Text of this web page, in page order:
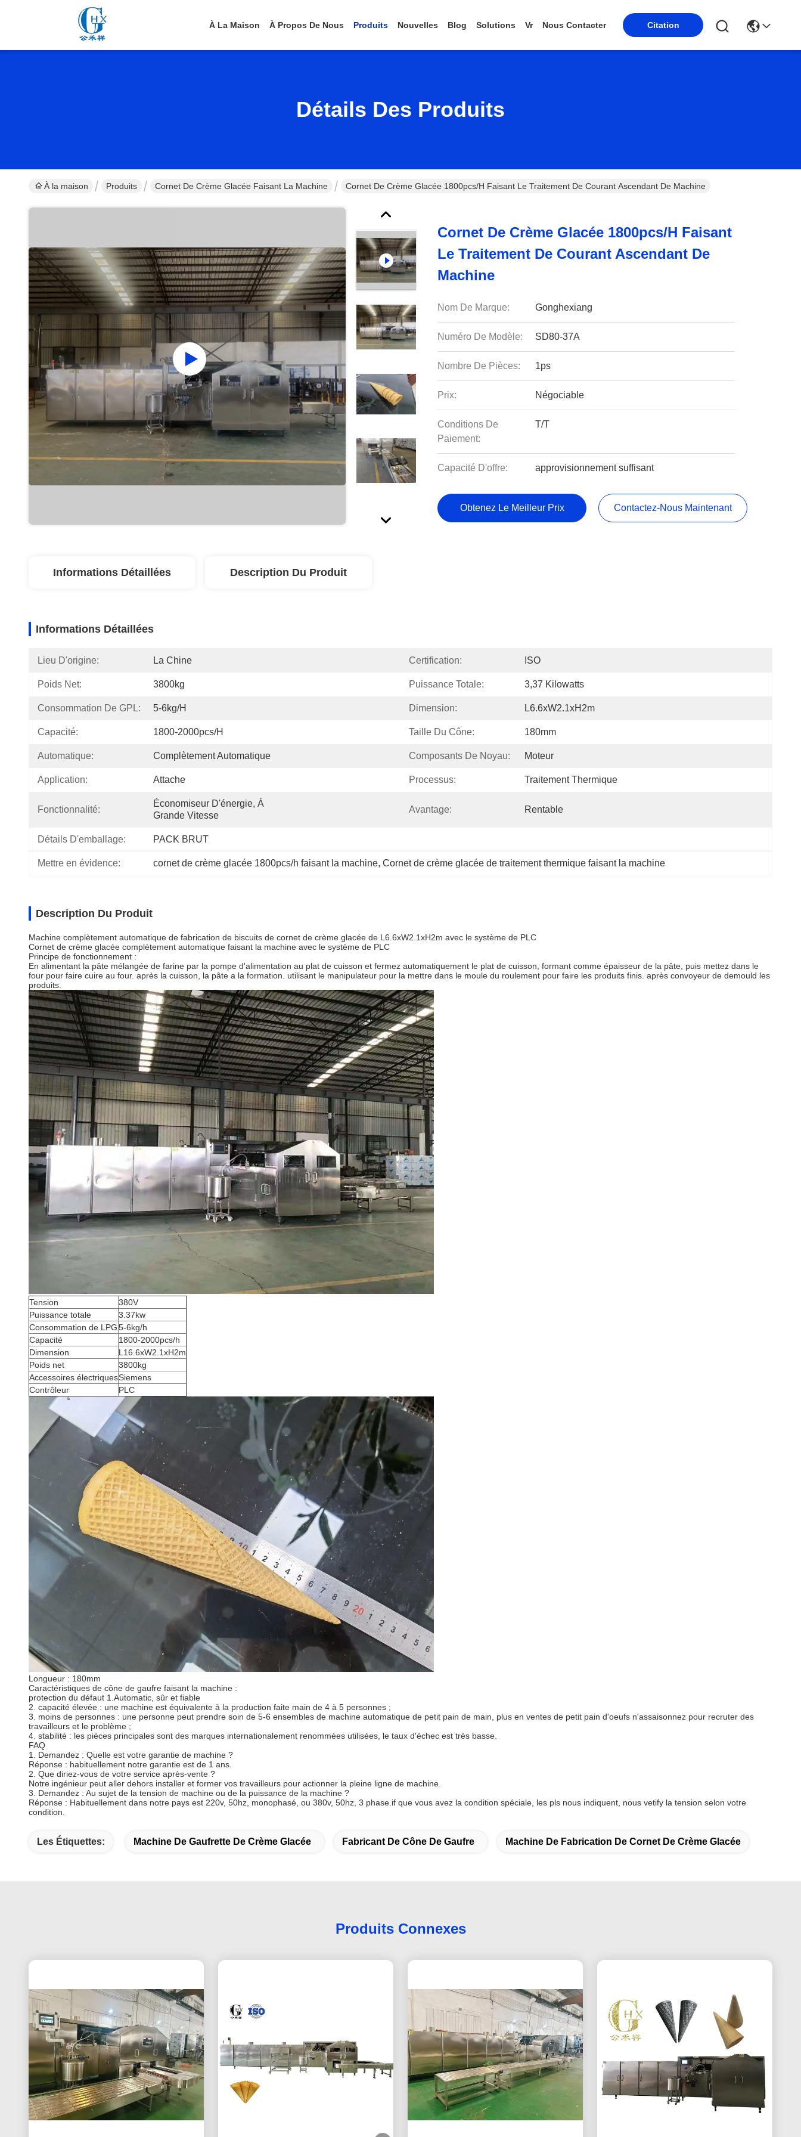
À La Maison À Propos De Nous Produits Nouvelles Blog Solutions Vr Nous Contacter Citation
Détails Des Produits
À la maison Produits Cornet De Crème Glacée Faisant La Machine Cornet De Crème Glacée 1800pcs/h Faisant Le Traitement De Courant Ascendant De Machine
Cornet De Crème Glacée 1800pcs/h Faisant
Le Traitement De Courant Ascendant De
Machine
Nom De Marque: Gonghexiang
Numéro De Modèle: SD80-37A
Nombre De Pièces: 1ps
Prix: Négociable
Conditions De
Paiement:
T/T
Capacité D'offre: approvisionnement suffisant
Obtenez Le Meilleur Prix Contactez-Nous Maintenant
Informations Détaillées Description Du Produit
Informations Détaillées
Lieu D'origine: La Chine Certification: ISO
Poids Net: 3800kg Puissance Totale: 3,37 Kilowatts
Consommation De GPL: 5-6kg/h Dimension: L6.6xW2.1xH2m
Capacité: 1800-2000pcs/h Taille Du Cône: 180mm
Automatique: Complètement Automatique Composants De Noyau: Moteur
Application: Attache Processus: Traitement Thermique
Fonctionnalité:
Économiseur D'énergie, À
Grande Vitesse
Avantage: Rentable
Détails D'emballage: PACK BRUT
Mettre en évidence: cornet de crème glacée 1800pcs/h faisant la machine, Cornet de crème glacée de traitement thermique faisant la machine
Description Du Produit
Machine complètement automatique de fabrication de biscuits de cornet de crème glacée de L6.6xW2.1xH2m avec le système de PLC
Cornet de crème glacée complètement automatique faisant la machine avec le système de PLC
Principe de fonctionnement :
En alimentant la pâte mélangée de farine par la pompe d'alimentation au plat de cuisson et fermez automatiquement le plat de cuisson, formant comme épaisseur de la pâte, puis mettez dans le
four pour faire cuire au four. après la cuisson, la pâte a la formation. utilisant le manipulateur pour la mettre dans le moule du roulement pour faire les produits finis. après convoyeur de demould les
produits.
Tension
380V
Puissance totale
3.37kw
Consommation de LPG5-6kg/h
Capacité
1800-2000pcs/h
Dimension
L16.6xW2.1xH2m
Poids net
3800kg
Accessoires électriquesSiemens
Contrôleur
PLC
Longueur : 180mm
Caractéristiques de cône de gaufre faisant la machine :
protection du défaut 1.Automatic, sûr et fiable
2. capacité élevée : une machine est équivalente à la production faite main de 4 à 5 personnes ;
3. moins de personnes : une personne peut prendre soin de 5-6 ensembles de machine automatique de petit pain de main, plus en ventes de petit pain d'oeufs n'assaisonnez pour recruter des
travailleurs et le problème ;
4. stabilité : les pièces principales sont des marques internationalement renommées utilisées, le taux d'échec est très basse.
FAQ
1. Demandez : Quelle est votre garantie de machine ?
Réponse : habituellement notre garantie est de 1 ans.
2. Que diriez-vous de votre service après-vente ?
Notre ingénieur peut aller dehors installer et former vos travailleurs pour actionner la pleine ligne de machine.
3. Demandez : Au sujet de la tension de machine ou de la puissance de la machine ?
Réponse : Habituellement dans notre pays est 220v, 50hz, monophasé, ou 380v, 50hz, 3 phase.if que vous avez la condition spéciale, les pls nous indiquent, nous vetify la tension selon votre
condition.
Les Étiquettes: Machine De Gaufrette De Crème Glacée Fabricant De Cône De Gaufre Machine De Fabrication De Cornet De Crème Glacée
Produits Connexes